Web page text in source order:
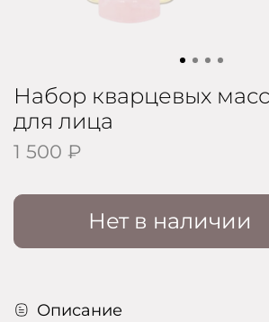
Набор кварцевых
для лица
1 500 ₽
Нет в наличии
Описание